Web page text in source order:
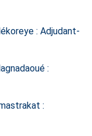
: Adjudant-
:
: